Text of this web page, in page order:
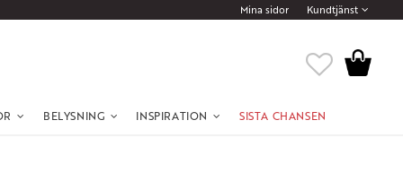
Mina sidor Kundtjänst
BELYSNING INSPIRATION SISTA CHANSEN
Favoriter
Kundvagn